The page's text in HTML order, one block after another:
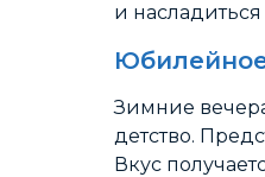
и
Зимние
детство.
Вкус